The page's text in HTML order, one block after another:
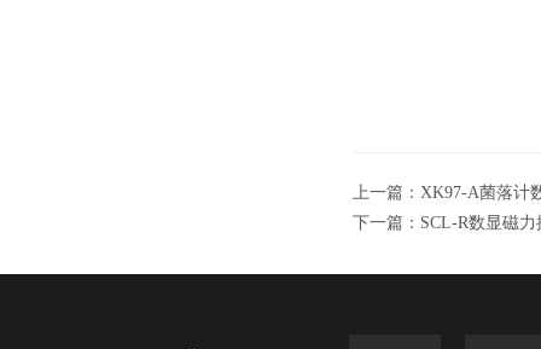
上一篇： XK97-A菌落计
下一篇： SCL-R数显磁力